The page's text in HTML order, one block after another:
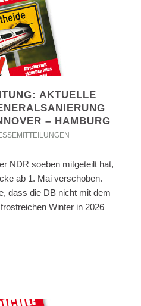
AKTUELLE
– HAMBURG
NDR soeben mitgeteilt hat,
ab 1. Mai verschoben.
dass die DB nicht mit dem
Winter in 2026